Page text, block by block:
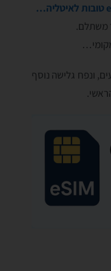
משתלם.
ונפח גלישה נוסף